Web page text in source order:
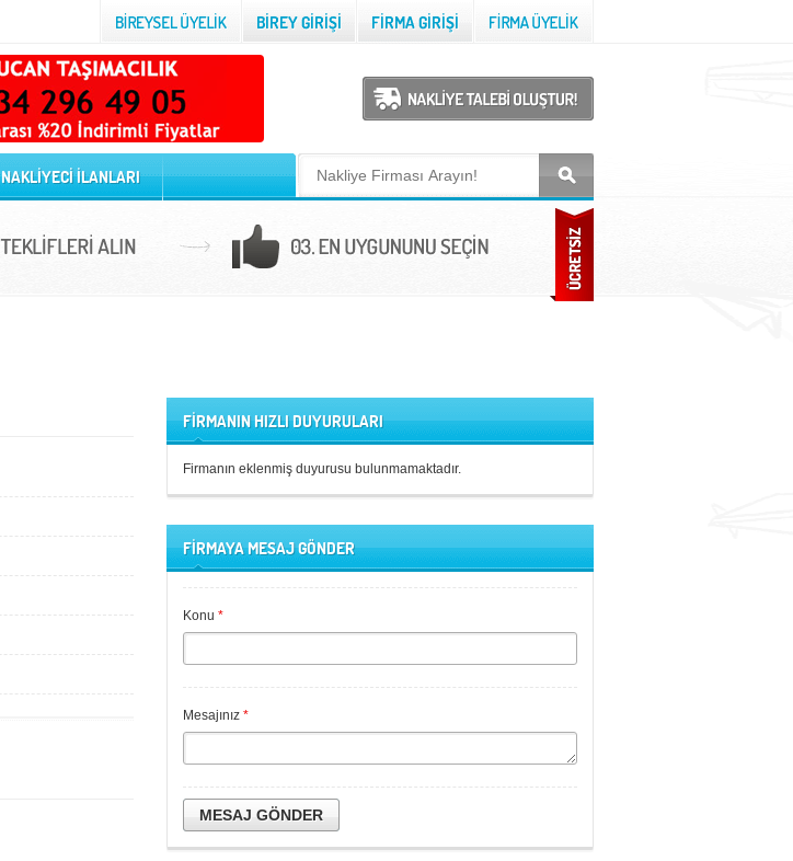
NAKLİYECİ İLANLARI
FİRMANIN HIZLI DUYURULARI
Firmanın eklenmiş duyurusu bulunmamaktadır.
FİRMAYA MESAJ GÖNDER
Konu *
Mesajınız *
MESAJ GÖNDER